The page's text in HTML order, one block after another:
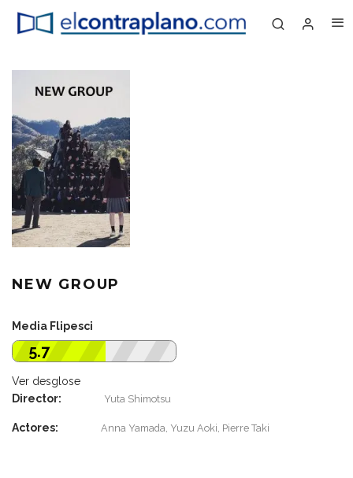
NEW GROUP
Media Flipesci
5.7
Ver desglose
Director:
Yuta Shimotsu
Actores: Anna Yamada, Yuzu Aoki, Pierre Taki